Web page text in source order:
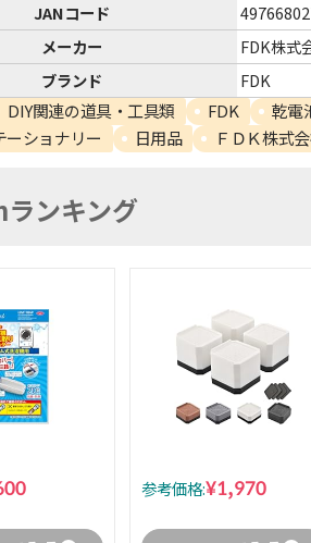
JANコード
メーカー
FDK株式
ブランド
FDK
DIY関連の道具・工具類 FDK 乾電
ーショナリー
日用品 ＦＤＫ株式
ンキング
参考価格:¥1,970